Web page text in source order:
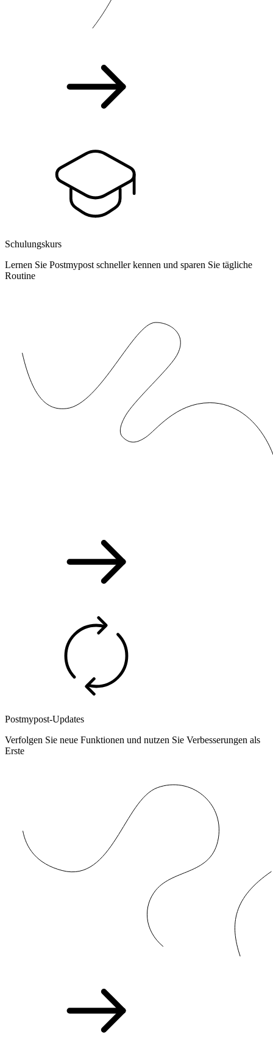
Schulungskurs
Lernen Sie Postmypost schneller kennen und sparen Sie tägliche
Routine
Postmypost-Updates
Verfolgen Sie neue Funktionen und nutzen Sie Verbesserungen als
Erste